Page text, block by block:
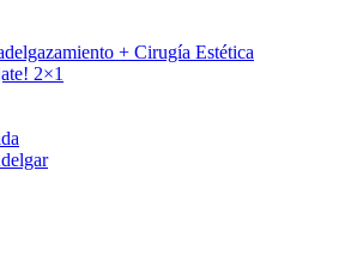
+ Cirugía Estética
2×1